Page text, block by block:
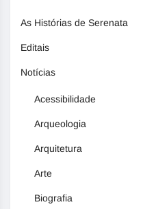
As Histórias de Serenata
Editais
Notícias
Acessibilidade
Arqueologia
Arquitetura
Arte
Biografia